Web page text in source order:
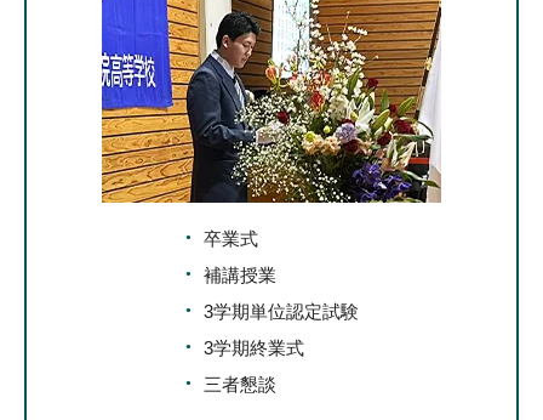
卒業式
補講授業
3学期単位認定試験
3学期終業式
三者懇談